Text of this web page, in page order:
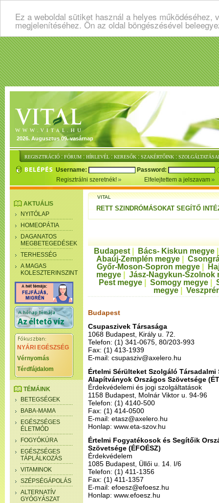
Ez a weboldal sütiket használ a helyes
megjelenítéséhez. Ön az oldal böngészésével
2026. Augusztus 09. vasárnap
REGISZTRÁCIÓ : FÓRUM : HÍRLEVÉL : KERESŐK : SZAKÉRTŐINK :
Username:
Password:
Regisztrálni szeretnék!
Elfelejtettem a jelszavam
AKTUÁLIS
NYITÓLAP
HOMEOPÁTIA
DAGANATOS
MEGBETEGEDÉSEK
TERHESSÉG
A MAGAS
KOLESZTERINSZINT
NYÁRI EGÉSZSÉG
Vérnyomás
Térdfájdalom
TÉMÁINK
BETEGSÉGEK
BABA-MAMA
EGÉSZSÉGES
ÉLETMÓD
FOGYÓKÚRA
EGÉSZSÉGES
TÁPLÁLKOZÁS
VITAMINOK
SZÉPSÉGÁPOLÁS
ALTERNATÍV
GYÓGYÁSZAT
VITAL
RETT SZINDRÓMÁSOKAT SEGÍTŐ
Budapest Bács- Kiskun megye
Abaúj-Zemplén megye|
Győr-Moson-Sopron megye|
megye
Jász-Nagykun-Szolnok
Pest megye
Somogy megye
megye|
Budapest
Csupaszivek Társasága
1068 Budapest, Király u. 72.
Telefon: (1) 341-0675, 80/203-993
Fax: (1) 413-1939
E-mail: csupasziv@axelero.hu
Értelmi Sérülteket Szolgáló Társadalmi
Alapítványok Országos Szövetsége
Érdekvédelemi és jogi szolgáltatások
1158 Budapest, Molnár Viktor u. 94-96
Telefon: (1) 4140-500
Fax: (1) 414-0500
E-mail: etasz@axelero.hu
Honlap: www.eta-szov.hu
Értelmi Fogyatékosok és Segítőik
Szövetsége (ÉFOÉSZ)
Érdekvédelem
1085 Budapest, Üllői u. 14. I/6
Telefon: (1) 411-1356
Fax: (1) 411-1357
E-mail: efoesz@efoesz.hu
Honlap: www.efoesz.hu